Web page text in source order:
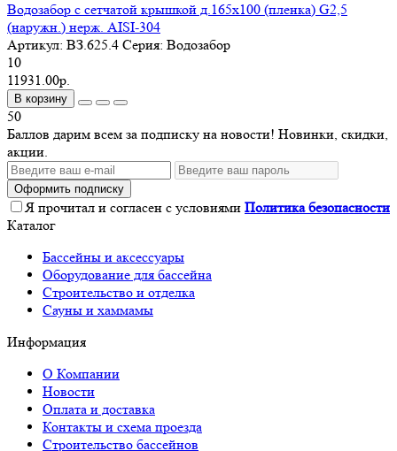
Водозабор с сетчатой крышкой д.165x100 (пленка) G2,5
(наружн.) нерж. AISI-304
Артикул: ВЗ.625.4 Серия: Водозабор
10
11931.00р.
В корзину
50
Баллов дарим всем за подписку на новости! Новинки, скидки,
акции.
Оформить подписку
Я прочитал и согласен с условиями Политика безопасности
Каталог
Бассейны и аксессуары
Оборудование для бассейна
Строительство и отделка
Сауны и хаммамы
Информация
О Компании
Новости
Оплата и доставка
Контакты и схема проезда
Строительство бассейнов